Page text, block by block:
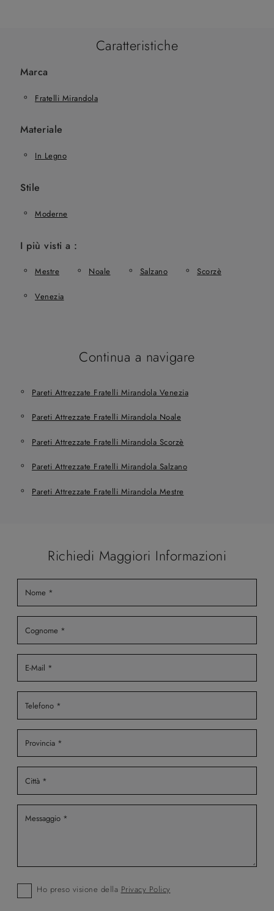
Caratteristiche
Marca
Fratelli Mirandola
Materiale
In Legno
Stile
Moderne
I più visti a :
Mestre Noale Salzano Scorzè
Venezia
Continua a navigare
Pareti Attrezzate Fratelli Mirandola Venezia
Pareti Attrezzate Fratelli Mirandola Noale
Pareti Attrezzate Fratelli Mirandola Scorzè
Pareti Attrezzate Fratelli Mirandola Salzano
Pareti Attrezzate Fratelli Mirandola Mestre
Richiedi Maggiori Informazioni
Ho preso visione della Privacy Policy